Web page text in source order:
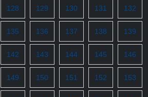
128 129 130 131 132
135 136 137 138 139
142 143 144 145 146
149 150 151 152 153